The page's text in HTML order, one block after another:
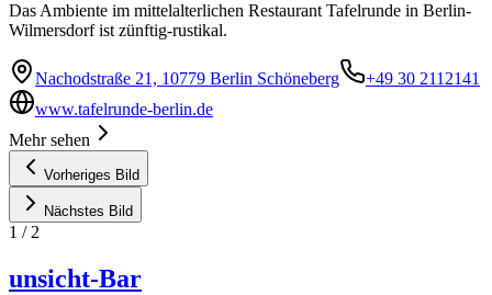
Das Ambiente im mittelalterlichen Restaurant Tafelrunde in Berlin-
Wilmersdorf ist zünftig-rustikal.
Nachodstraße 21, 10779 Berlin Schöneberg
+49 30 2112141
www.tafelrunde-berlin.de
Mehr sehen
Vorheriges Bild
Nächstes Bild
1 / 2
unsicht-Bar